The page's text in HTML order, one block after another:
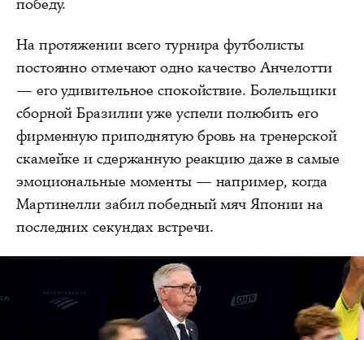
победу.
На протяжении всего турнира футболисты
постоянно отмечают одно качество Анчелотти
— его удивительное спокойствие. Болельщики
сборной Бразилии уже успели полюбить его
фирменную приподнятую бровь на тренерской
скамейке и сдержанную реакцию даже в самые
эмоциональные моменты — например, когда
Мартинелли забил победный мяч Японии на
последних секундах встречи.